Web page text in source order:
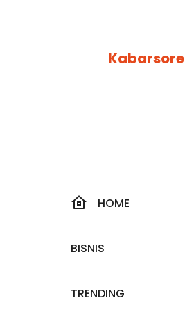
Kabarsore
HOME
BISNIS
TRENDING